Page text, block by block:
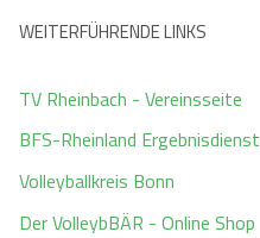
WEITERFÜHRENDE LINKS
TV Rheinbach - Vereinsseite
BFS-Rheinland Ergebnisdienst
Volleyballkreis Bonn
Der VolleybBÄR - Online Shop